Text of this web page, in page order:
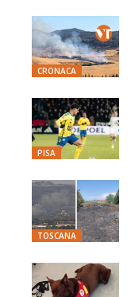
CRONACA
PISA
TOSCANA